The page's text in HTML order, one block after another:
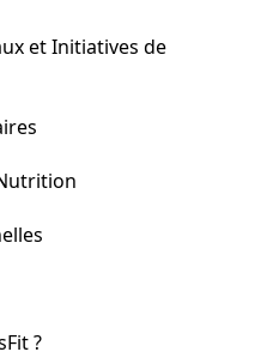
et Initiatives de
?